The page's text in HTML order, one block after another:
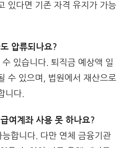
있다면 기존 자격 유지가 가능
압류되나요?
있습니다. 퇴직금 예상액 일
수 있으며, 법원에서 재산으로
니다.
여계좌 사용 못 하나요?
합니다. 다만 연체 금융기관